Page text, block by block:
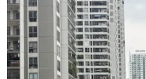
TIN CÙNG
Nhanh chóng
án kết nối vùng, sân
06/08/2026 15:07